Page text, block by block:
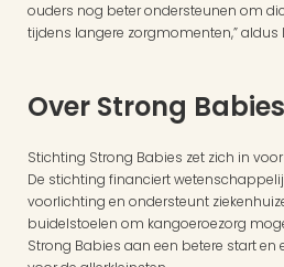
ouders nog beter ondersteunen om
tijdens langere zorgmomenten,” aldus
Over Strong Babies
Stichting Strong Babies zet zich in
De stichting financiert
voorlichting en ondersteunt
buidelstoelen om kangoeroezorg
Strong Babies aan een betere start en